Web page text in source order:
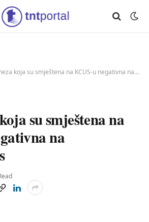
koja su smještena na KCUS-u negativna na koronavirus
su smještena na
na